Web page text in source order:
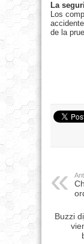
La
Los
de la
Buzzi